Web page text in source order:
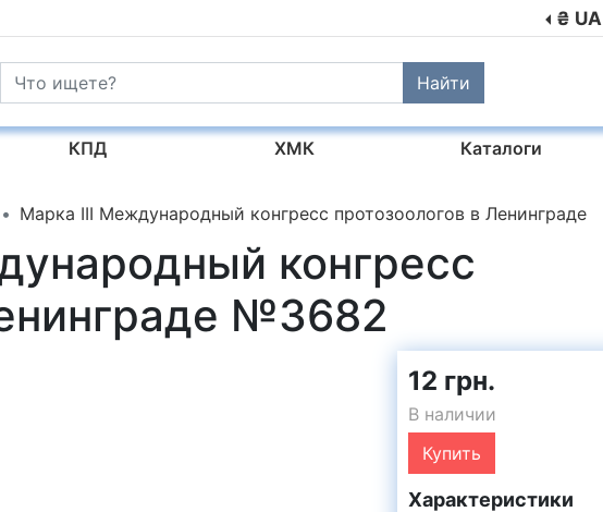
₴ UA
Найти
КПД ХМК Каталоги
Марка III Международный конгресс протозоологов в Ленинграде
конгресс
№3682
12 грн.
В наличии
Купить
Характеристики